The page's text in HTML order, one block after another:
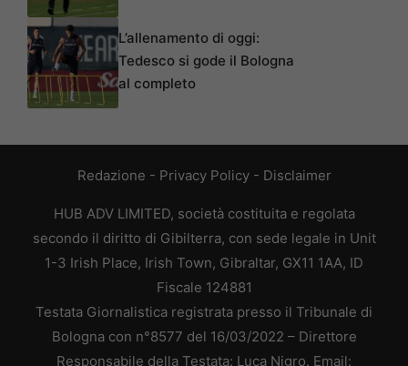
L’allenamento di oggi:
Tedesco si gode il Bologna
al completo
Redazione - Privacy Policy- Disclaimer
HUB ADV LIMITED, società costituita e regolata
secondo il diritto di Gibilterra, con sede legale in Unit
1-3 Irish Place, Irish Town, Gibraltar, GX11 1AA, ID
Fiscale 124881
Testata Giornalistica registrata presso il Tribunale di
Bologna con n°8577 del 16/03/2022 – Direttore
Responsabile della Testata: Luca Nigro. Email: